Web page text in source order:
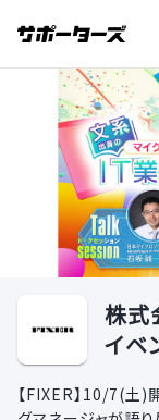
株式
イベ
【FIXER】10/7(土)